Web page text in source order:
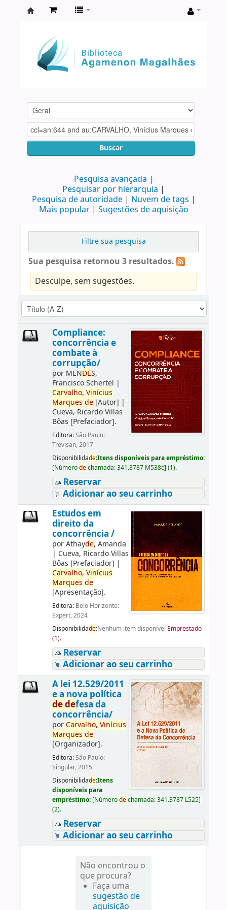
Agamenon
Magalhães
Buscar
Pesquisa avançada
Pesquisar por hierarquia
Pesquisa de autoridade
Nuvem de tags
Mais popular
Sugestões de aquisição
Filtre sua pesquisa
Sua pesquisa retornou 3 resultados.
Desculpe, sem sugestões.
Compliance:
concorrência e
combate à
corrupção/
por MENDES,
Francisco Schertel |
Carvalho, Vinícius
Marques de[Autor] |
Cueva, Ricardo Villas
Bôas [Prefaciador].
Editora:São Paulo:
Trevisan, 2017
Disponibilidade:Itens disponíveis para empréstimo:
[Númerodechamada:341.3787 M538c] (1).
Reservar
Adicionar ao seu carrinho
Estudos em
direito da
concorrência /
porAthayde, Amanda
| Cueva, Ricardo Villas
Bôas [Prefaciador] |
Carvalho, Vinícius
Marques de
[Apresentação].
Editora: Belo Horizonte:
Expert, 2024
Disponibilidade:Nenhum item disponível Emprestado
(1).
Reservar
Adicionar ao seu carrinho
A lei 12.529/2011
e a nova política
dedefesa da
concorrência/
porCarvalho, Vinícius
Marques de
[Organizador].
Editora:São Paulo:
Singular, 2015
Disponibilidade:Itens
disponíveis para
empréstimo: [Númerodechamada:341.3787 L525]
(2).
Reservar
Adicionar ao seu carrinho
Não encontrou o
que procura?
Faça uma
sugestão de
aquisição